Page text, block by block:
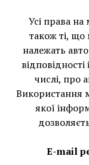
Усі права на
також ті, що
належать
числі, про
Використання
якої
E-mail